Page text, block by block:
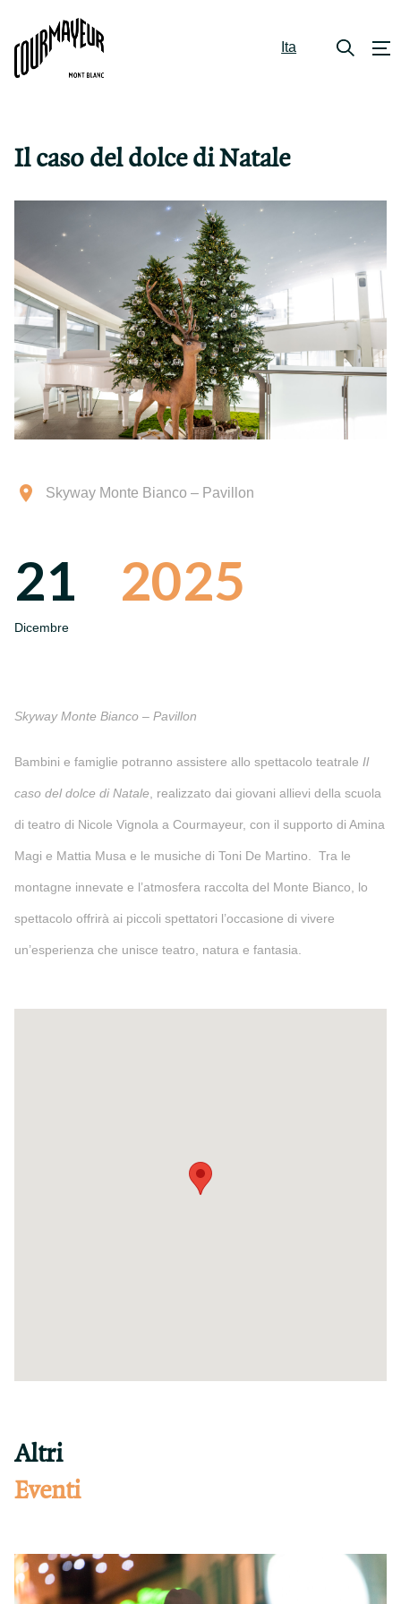
Ita
Il caso del dolce di Natale
Skyway Monte Bianco – Pavillon
21
Dicembre
2025
Skyway Monte Bianco – Pavillon
Bambini e famiglie potranno assistere allo spettacolo teatrale Il
caso del dolce di Natale , realizzato dai giovani allievi della scuola
di teatro di Nicole Vignola a Courmayeur, con il supporto di Amina
Magi e Mattia Musa e le musiche di Toni De Martino. Tra le
montagne innevate e l’atmosfera raccolta del Monte Bianco, lo
spettacolo offrirà ai piccoli spettatori l’occasione di vivere
un’esperienza che unisce teatro, natura e fantasia.
Altri
Eventi